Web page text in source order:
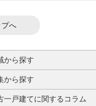
へ
から探す
から探す
一戸建てに関するコラム